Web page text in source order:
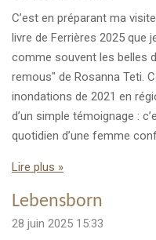
C’est en préparant ma
livre de Ferrières 2025 que
comme souvent les belles
remous" de Rosanna Teti.
inondations de 2021 en
d’un simple témoignage :
quotidien d’une femme
Lire plus »
Lebensborn
28 juin 2025 15:33